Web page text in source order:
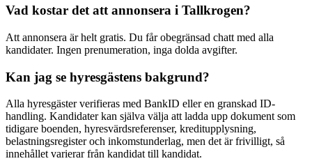
Vad kostar det att annonsera i Tallkrogen?
Att annonsera är helt gratis. Du får obegränsad chatt med alla
kandidater. Ingen prenumeration, inga dolda avgifter.
Kan jag se hyresgästens bakgrund?
Alla hyresgäster verifieras med BankID eller en granskad ID-
handling. Kandidater kan själva välja att ladda upp dokument som
tidigare boenden, hyresvärdsreferenser, kreditupplysning,
belastningsregister och inkomstunderlag, men det är frivilligt, så
innehållet varierar från kandidat till kandidat.